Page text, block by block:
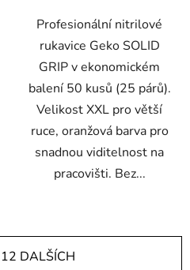
Profesionální nitrilové
rukavice Geko SOLID
GRIP v ekonomickém
balení 50 kusů (25 párů).
Velikost XXL pro větší
ruce, oranžová barva pro
snadnou viditelnost na
pracovišti. Bez...
DALŠÍCH